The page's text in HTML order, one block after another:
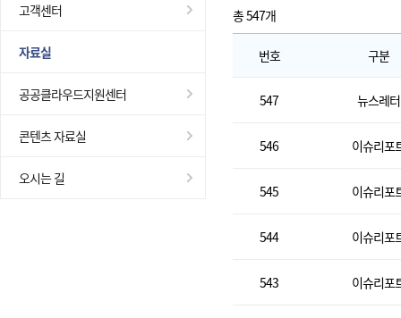
고객센터
자료실
공공클라우드지원센터
콘텐츠 자료실
오시는 길
총 547개
번호 구분
547 뉴스레터
546 이슈리포
545 이슈리포
544 이슈리포
543 이슈리포